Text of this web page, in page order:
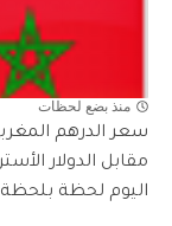
منذ بضع لحظات
اليوم لحظة بلحظة